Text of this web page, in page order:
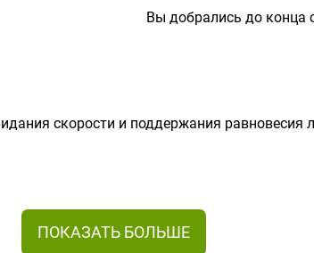
Вы добрались до конца
скорости и поддержания равновесия